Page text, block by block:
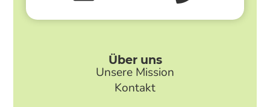
Über uns
Unsere Mission
Kontakt